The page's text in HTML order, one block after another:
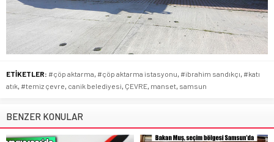
ETİKETLER: #çöp aktarma #çöp aktarma istasyonu #ibrahim sandıkçı #katı
atık #temiz çevre canik belediyesi ÇEVRE manset samsun
BENZER KONULAR